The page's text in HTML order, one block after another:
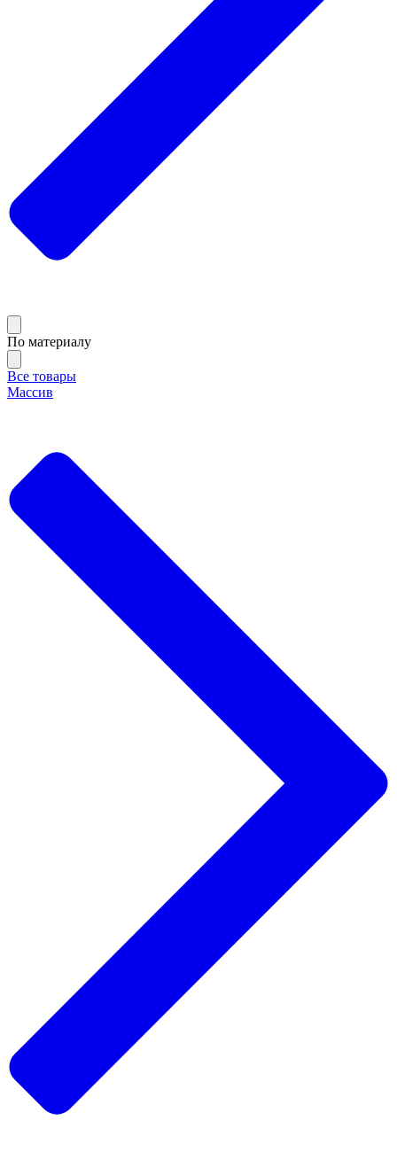
По материалу
Все товары
Массив